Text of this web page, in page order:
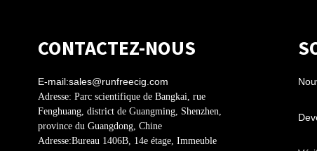
CONTACTEZ-NOUS
E-mail:sales@runfreecig.com
Adresse: Parc scientifique de Bangkai, rue
Fenghuang, district de Guangming, Shenzhen,
province du Guangdong, Chine
Adresse:Bureau 1406B, 14e étage, Immeuble